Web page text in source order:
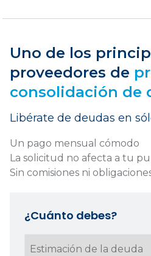
Uno de los
proveedores de
consolidación de
Libérate de deudas en
Un pago mensual cómodo
La solicitud no afecta a tu
Sin comisiones ni
¿Cuánto debes?